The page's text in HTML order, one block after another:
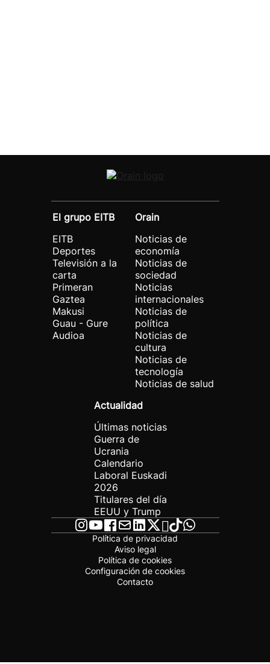
El grupo EITB
EITB
Deportes
Televisión a la
carta
Primeran
Gaztea
Makusi
Guau - Gure
Audioa
Orain
Noticias de
economía
Noticias de
sociedad
Noticias
internacionales
Noticias de
política
Noticias de
cultura
Noticias de
tecnología
Noticias de salud
Actualidad
Últimas noticias
Guerra de
Ucrania
Calendario
Laboral Euskadi
2026
Titulares del día
EEUU y Trump
Política de privacidad
Aviso legal
Política de cookies
Configuración de cookies
Contacto